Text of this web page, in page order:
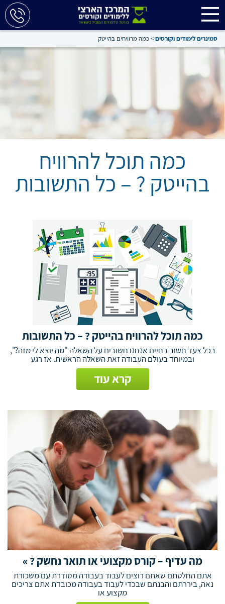
סמינרים לימודים וקורסים>כמה מרוויחים בהייטק
כמה תוכל להרוויח
בהייטק ? – כל התשובות
כמה תוכל להרוויח בהייטק ? – כל התשובות
בכל צעד חשוב בחיים אנחנו חשובים על השאלה "מה יוצא לי מזה?",
ובמיוחד בעולם העבודה זאת השאלה הראשית. אז רגע
קרא עוד
מה עדיף – קורס מקצועי או תואר נחשק ? »
אתם החלטתם שאתם רוצים לעבוד בעבודה מסודרת עם משכורת
נאה, ביררתם והבנתם שבכדי לעבוד בעבודה מכובדת אתם צריכים
מקצוע או